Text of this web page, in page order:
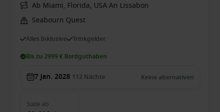
Ab Miami, Florida, USA An Lissabon
Seabourn Quest
Alles Inklusive Trinkgelder
Bis zu 2999 € Bordguthaben
7 Jan. 2028 112 Nächte Keine alternativen
Suite ab